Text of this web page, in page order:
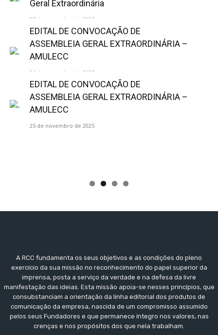
Geral Extraordinária
27 de novembro de 2025
EDITAL DE CONVOCAÇÃO DE
ASSEMBLEIA GERAL EXTRAORDINÁRIA –
AMULECC
26 de novembro de 2025
EDITAL DE CONVOCAÇÃO DE
ASSEMBLEIA GERAL EXTRAORDINÁRIA –
AMULECC
25 de novembro de 2025
A RCC fundamenta os seus objetivos e as condições do pleno
exercício da sua missão no reconhecimento do papel superior da
imprensa, posta a serviço da verdade e na defesa da livre
manifestação das ideias. Esta missão apoia-se nesses princípios, que
consubstanciam a orientação da linha editorial dos produtos de
comunicação da empresa, nascida de um compromisso assumido
pelos seus Fundadores e que permanece íntegro nos valores, nas
crenças e nos propósitos dos que nela trabalham.